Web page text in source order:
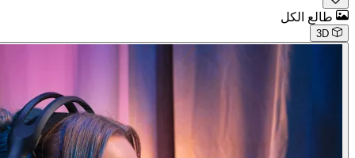
طالع الكل
3D